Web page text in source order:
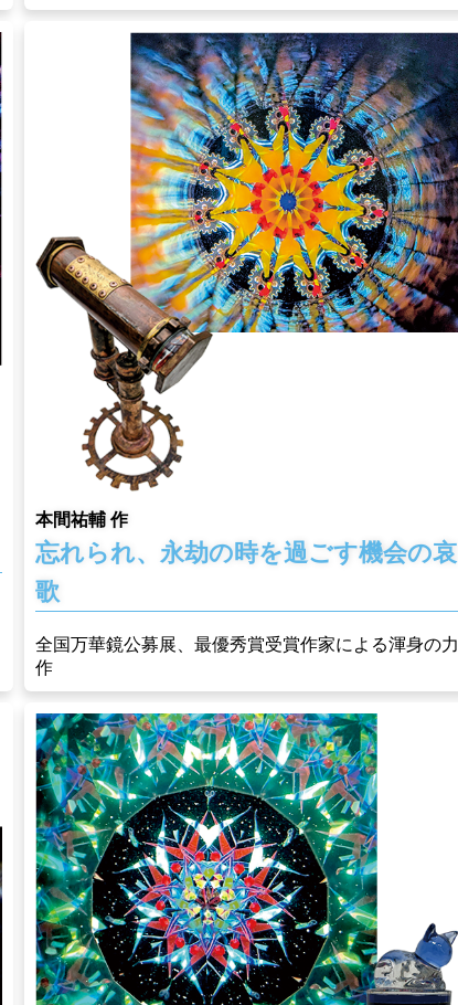
本間祐輔 作
忘れられ、永劫の時を過ごす機会の哀
歌
全国万華鏡公募展、最優秀賞受賞作家による渾身の力
作